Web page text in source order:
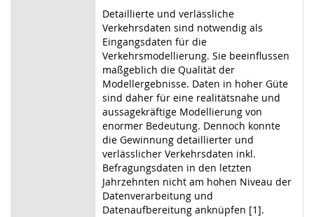
Detaillierte und verlässliche
Verkehrsdaten sind notwendig als
Eingangsdaten für die
Verkehrsmodellierung. Sie beeinflussen
maßgeblich die Qualität der
Modellergebnisse. Daten in hoher Güte
sind daher für eine realitätsnahe und
aussagekräftige Modellierung von
enormer Bedeutung. Dennoch konnte
die Gewinnung detaillierter und
verlässlicher Verkehrsdaten inkl.
Befragungsdaten in den letzten
Jahrzehnten nicht am hohen Niveau der
Datenverarbeitung und
Datenaufbereitung anknüpfen [1].